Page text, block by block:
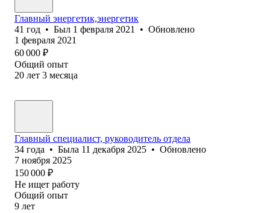
Главный энергетик,энергетик
41 год • Был 1 февраля 2021 • Обновлено
1 февраля 2021
60 000 ₽
Общий опыт
20 лет 3 месяца
Главный специалист, руководитель отдела
34 года • Была 11 декабря 2025 • Обновлено
7 ноября 2025
150 000 ₽
Не ищет работу
Общий опыт
9 лет